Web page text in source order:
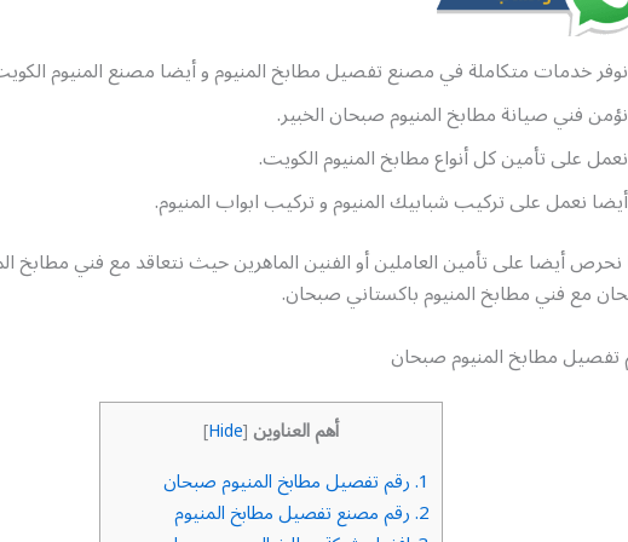
نوفر خدمات متكاملة في مصنع تفصيل مطابخ المنيوم و أيضا مصنع المنيوم
نؤمن فني صيانة مطابخ المنيوم صبحان الخبير.
نعمل على تأمين كل أنواع مطابخ المنيوم الكويت.
أيضا نعمل على تركيب شبابيك المنيوم و تركيب ابواب المنيوم.
أيضا على تأمين العاملين أو الفنين الماهرين حيث نتعاقد مع فني مطابخ
مع فني مطابخ المنيوم باكستاني صبحان.
تفصيل مطابخ المنيوم صبحان
أهم العناوين [
Hide
]
1. رقم تفصيل مطابخ المنيوم صبحان
2. رقم مصنع تفصيل مطابخ المنيوم